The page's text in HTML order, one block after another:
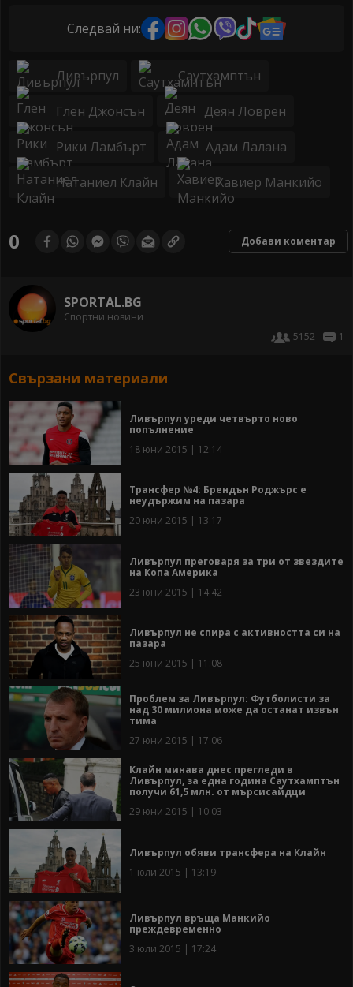
Следвай ни:
Ливърпул Саутхамптън
Глен Джонсън Деян Ловрен
Рики Ламбърт Адам Лалана
Натаниел Клайн Хавиер Манкийо
0 Добави коментар
SPORTAL.BG
Спортни новини
5152
1
Свързани материали
Ливърпул уреди четвърто ново
попълнение
18 юни 2015 | 12:14
Трансфер №4: Брендън Роджърс е
неудържим на пазара
20 юни 2015 | 13:17
Ливърпул преговаря за три от звездите
на Копа Америка
23 юни 2015 | 14:42
Ливърпул не спира с активността си на
пазара
25 юни 2015 | 11:08
Проблем за Ливърпул: Футболисти за
над 30 милиона може да останат извън
тима
27 юни 2015 | 17:06
Клайн минава днес прегледи в
Ливърпул, за една година Саутхамптън
получи 61,5 млн. от мърсисайдци
29 юни 2015 | 10:03
Ливърпул обяви трансфера на Клайн
1 юли 2015 | 13:19
Ливърпул връща Манкийо
преждевременно
3 юли 2015 | 17:24